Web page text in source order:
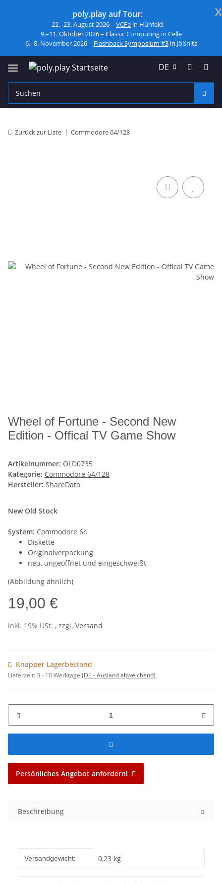
x
poly.play auf Tour:
22.–23. August 2026 – VCFe in Hünfeld
9.–11. Oktober 2026 – Classic Computingin Celle
6.–8. November 2026 – Flashback Symposium #3in Jößnitz
DE
Zurück zur Liste Commodore 64/128
Wheel of Fortune - Second New
Edition - Offical TV Game Show
Artikelnummer: OLD0735
Kategorie: Commodore 64/128
Hersteller: ShareData
New Old Stock
System: Commodore 64
Diskette
Originalverpackung
neu, ungeöffnet und eingeschweißt
(Abbildung ähnlich)
19,00 €
inkl. 19% USt. , zzgl. Versand
Knapper Lagerbestand
Lieferzeit:3 - 10 Werktage (DE - Ausland abweichend)
Persönliches Angebot anfordern!
Beschreibung
Produkteigenschaft
Wert
Versandgewicht: 0,23 kg